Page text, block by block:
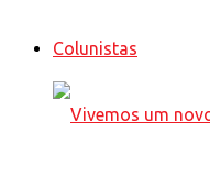
Colunistas